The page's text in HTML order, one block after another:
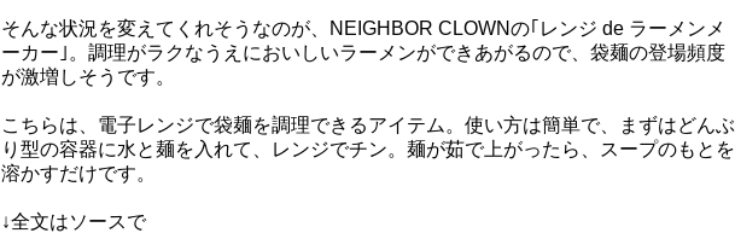
そんな状況を変えてくれそうなのが、NEIGHBOR CLOWNの｢レンジ de ラーメンメ
ーカー｣。調理がラクなうえにおいしいラーメンができあがるので、袋麺の登場頻度
が激増しそうです。
こちらは、電子レンジで袋麺を調理できるアイテム。使い方は簡単で、まずはどんぶ
り型の容器に水と麺を入れて、レンジでチン。麺が茹で上がったら、スープのもとを
溶かすだけです。
↓全文はソースで